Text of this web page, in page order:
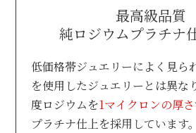
最高級品質
純ロジウムプラチナ
低価格帯ジュエリーによく見ら
を使用したジュエリーとは異なり
度ロジウムを1マイクロンの厚さ
プラチナ仕上を採用しています。